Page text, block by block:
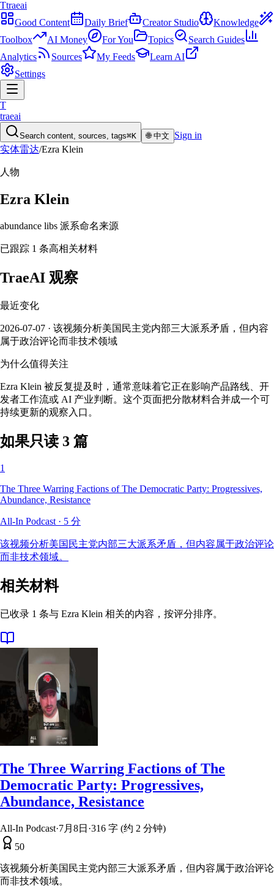
Ttraeai
Good Content
Daily Brief Creator Studio
Knowledge
Toolbox
AI Money For You Topics
Search Guides
Analytics
Sources My Feeds
Learn AI
Settings
T
traeai
Search content, sources, tags⌘K 🌐中文
Sign in
实体雷达/Ezra Klein
人物
Ezra Klein
abundance libs 派系命名来源
已跟踪 1 条高相关材料
TraeAI 观察
最近变化
2026-07-07 · 该视频分析美国民主党内部三大派系矛盾，但内容
属于政治评论而非技术领域
为什么值得关注
Ezra Klein 被反复提及时，通常意味着它正在影响产品路线、开
发者工作流或 AI 产业判断。这个页面把分散材料合并成一个可
持续更新的观察入口。
如果只读 3 篇
1
The Three Warring Factions of The Democratic Party: Progressives,
Abundance, Resistance
All-In Podcast· 5 分
该视频分析美国民主党内部三大派系矛盾，但内容属于政治评论
而非技术领域。
相关材料
已收录 1 条与 Ezra Klein 相关的内容，按评分排序。
The Three Warring Factions of The
Democratic Party: Progressives,
Abundance, Resistance
All-In Podcast·7月8日 ·316 字 (约 2 分钟)
50
该视频分析美国民主党内部三大派系矛盾，但内容属于政治评论
而非技术领域。